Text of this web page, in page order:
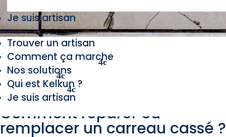
Je suis artisan
Trouver un artisan
Comment ça marche
Nos solutions
Qui est Kelkun ?
Je suis artisan
Comment réparer ou
remplacer un carreau cassé ?